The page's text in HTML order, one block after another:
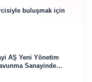
buluşmak için
AŞ Yeni Yönetim
Sanayinde